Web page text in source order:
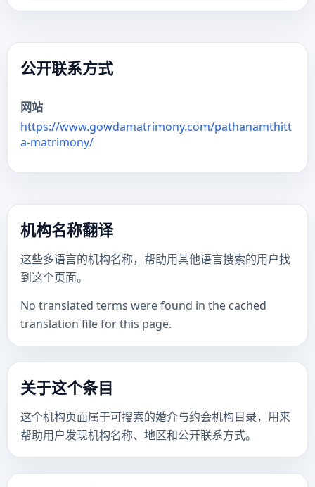
公开联系方式
网站
https://www.gowdamatrimony.com/pathanamthitt
a-matrimony/
机构名称翻译
这些多语言的机构名称，帮助用其他语言搜索的用户找
到这个页面。
No translated terms were found in the cached
translation file for this page.
关于这个条目
这个机构页面属于可搜索的婚介与约会机构目录，用来
帮助用户发现机构名称、地区和公开联系方式。